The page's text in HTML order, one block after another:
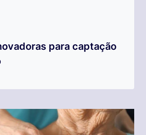
para captação